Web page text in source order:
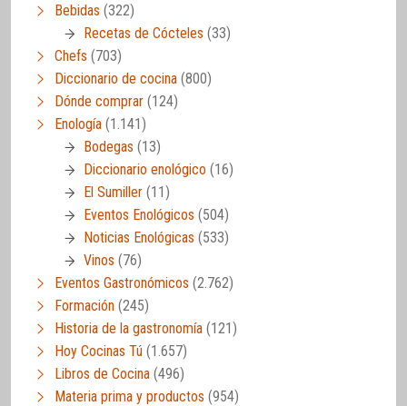
Bebidas (322)
Recetas de Cócteles (33)
Chefs (703)
Diccionario de cocina (800)
Dónde comprar (124)
Enología (1.141)
Bodegas (13)
Diccionario enológico (16)
El Sumiller (11)
Eventos Enológicos (504)
Noticias Enológicas (533)
Vinos (76)
Eventos Gastronómicos (2.762)
Formación (245)
Historia de la gastronomía (121)
Hoy Cocinas Tú (1.657)
Libros de Cocina (496)
Materia prima y productos (954)